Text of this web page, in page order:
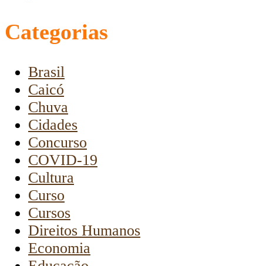
Categorias
Brasil
Caicó
Chuva
Cidades
Concurso
COVID-19
Cultura
Curso
Cursos
Direitos Humanos
Economia